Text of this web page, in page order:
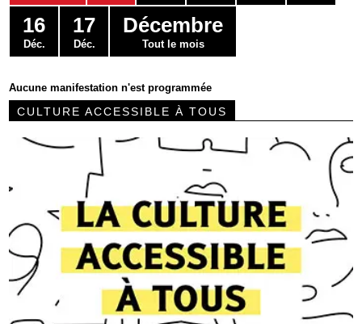
16
Déc.
17
Déc.
Décembre
Tout le mois
Aucune manifestation n'est programmée
CULTURE ACCESSIBLE À TOUS